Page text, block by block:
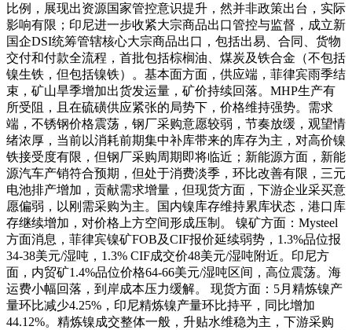
比例，展现出资源国家管控意识提升，然并非政策出台，实际
影响有限；印尼进一步收紧大宗商品出口管控与监督，成立新
国企DSI统筹管辖核心大宗商品出口，包括出易、合同、货物
交付和付款全流程，首批包括棕榈油、煤炭及铁合金（不包括
镍生铁，但包括镍铁）。基本面方面，供应端，菲律宾雨季结
束，矿山旱季增加出货发运量，矿价持续回落。MHP生产有
所受阻，且在硫磺供应紧张的局势下，价格维持强势。需求
端，不锈钢价格震荡，钢厂采购意愿较弱，节奏放缓，观望情
绪浓厚，当前以消耗前期集中补库带来的库存为主，对高价镍
铁接受度有限，但钢厂采购周期即将临近；新能源方面，新能
源汽车产销符合预期，但处于消费淡季，环比改善有限，三元
电池排产增加，贡献需求增量，但现货方面，下游企业采买意
愿偏弱，以刚需采购为主。国内镍库存维持累库状态，港口库
存继续增加，对价格上方空间形成压制。 镍矿方面：Mysteel
方面消息，菲律宾镍矿FOB及CIF报价延续弱势，1.3%品位报
34-38美元/湿吨，1.3% CIF成交价48美元/湿吨附近。印尼方
面，内贸矿1.4%品位价格64-66美元/湿吨区间，高位震荡。海
运费小幅回落，到岸成本压力缓解。 现货方面：5月精炼镍产
量环比减少4.25%，印尼精炼镍产量环比持平，同比增加
44.12%。精炼镍成交整体一般，升贴水维稳为主，下游采购